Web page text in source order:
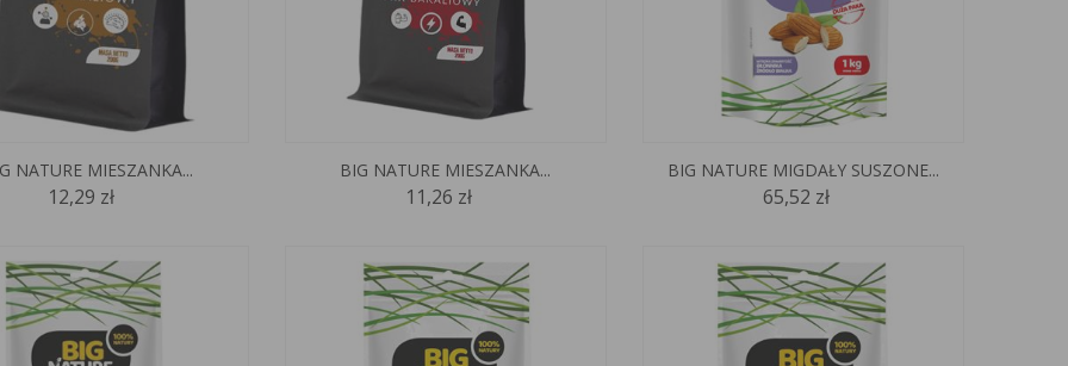
NATURE MIESZANKA...
12,29 zł
BIG NATURE MIESZANKA...
11,26 zł
BIG NATURE MIGDAŁY SUSZONE...
65,52 zł